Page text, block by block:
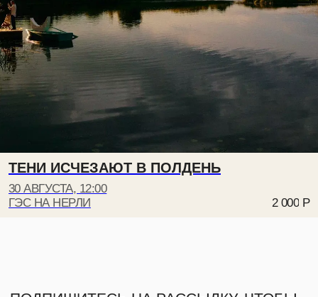
ТЕНИ ИСЧЕЗАЮТ В ПОЛДЕНЬ
30 АВГУСТА, 12:00
ГЭС НА НЕРЛИ
2 000 Р